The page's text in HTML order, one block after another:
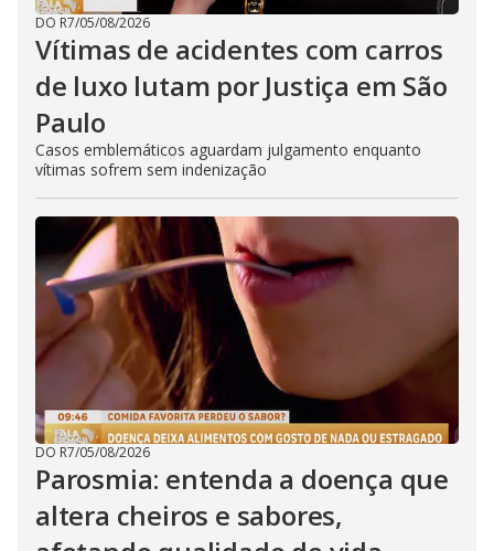
DO R7/05/08/2026
Vítimas de acidentes com carros
de luxo lutam por Justiça em São
Paulo
Casos emblemáticos aguardam julgamento enquanto
vítimas sofrem sem indenização
DO R7/05/08/2026
Parosmia: entenda a doença que
altera cheiros e sabores,